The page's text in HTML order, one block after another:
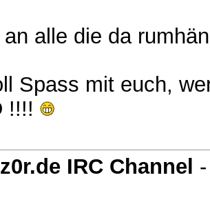
alle die da
Spass mit euch,
!!!!
IRC Channel